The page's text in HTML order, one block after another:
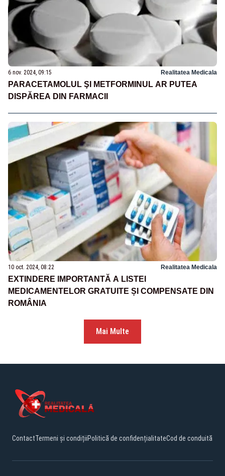
6 nov. 2024, 09:15 Realitatea Medicala
PARACETAMOLUL ŞI METFORMINUL AR PUTEA
DISPĂREA DIN FARMACII
10 oct. 2024, 08:22 Realitatea Medicala
EXTINDERE IMPORTANTĂ A LISTEI
MEDICAMENTELOR GRATUITE ȘI COMPENSATE DIN
ROMÂNIA
Mai Multe
ContactTermeni și condițiiPolitică de confidențialitateCod de conduită